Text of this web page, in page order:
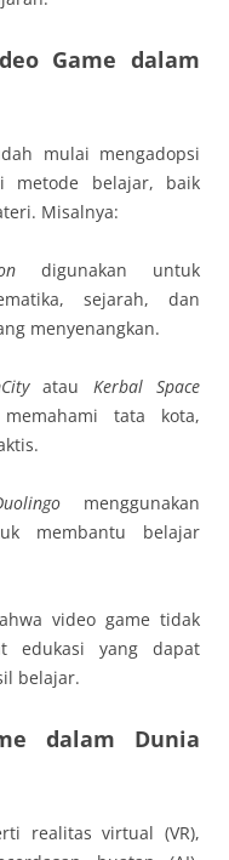
Game dalam
mulai mengadopsi
metode belajar, baik
Misalnya:
digunakan untuk
sejarah, dan
menyenangkan.
atau Kerbal Space
tata kota,
menggunakan
membantu belajar
video game tidak
edukasi yang dapat
belajar.
dalam Dunia
realitas virtual (VR),